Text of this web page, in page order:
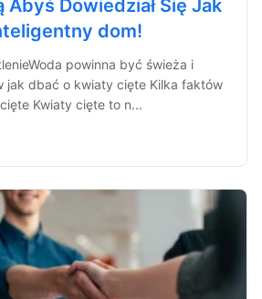
Abyś Dowiedział Się Jak
dom!
powinna być świeża i
jak dbać o kwiaty cięte Kilka faktów
Kwiaty cięte to n...